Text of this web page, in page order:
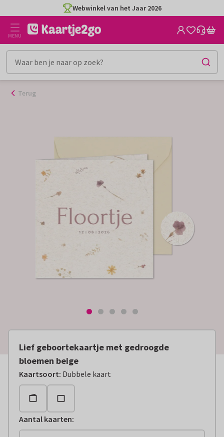
naar
inhoud
Webwinkel van het Jaar 2026
MENU
Terug
Lief geboortekaartje met gedroogde
bloemen beige
Kaartsoort: Dubbele kaart
Aantal kaarten: